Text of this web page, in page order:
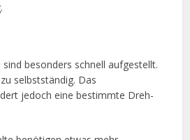
besonders schnell aufgestellt.
selbstständig. Das
jedoch eine bestimmte Dreh-